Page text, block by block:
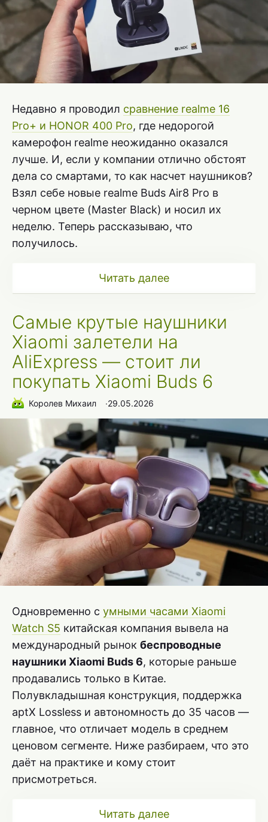
Недавно я проводил сравнение realme 16
Pro+ и HONOR 400 Pro, где недорогой
камерофон realme неожиданно оказался
лучше. И, если у компании отлично обстоят
дела со смартами, то как насчет наушников?
Взял себе новые realme Buds Air8 Pro в
черном цвете (Master Black) и носил их
неделю. Теперь рассказываю, что
получилось.
Читать далее
Самые крутые наушники
Xiaomi залетели на
AliExpress — стоит ли
покупать Xiaomi Buds 6
Королев Михаил ∙29.05.2026
Одновременно с умными часами Xiaomi
Watch S5 китайская компания вывела на
международный рынок беспроводные
наушники Xiaomi Buds 6, которые раньше
продавались только в Китае.
Полувкладышная конструкция, поддержка
aptX Lossless и автономность до 35 часов —
главное, что отличает модель в среднем
ценовом сегменте. Ниже разбираем, что это
даёт на практике и кому стоит
присмотреться.
Читать далее